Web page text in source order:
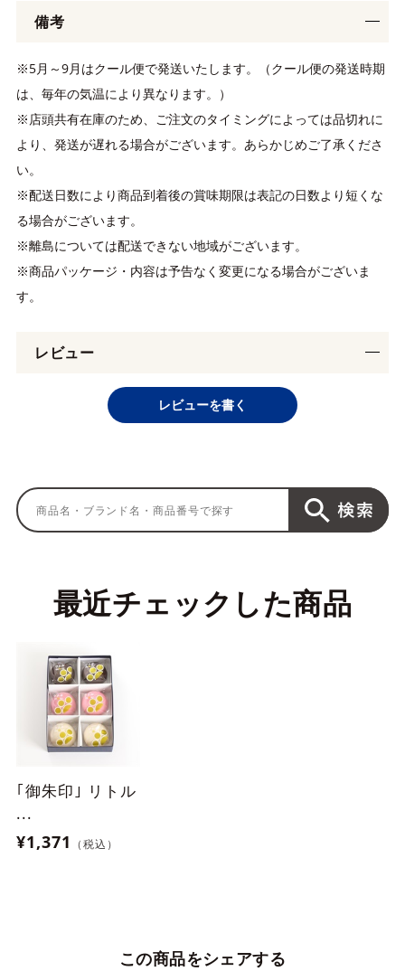
備考
※5月～9月はクール便で発送いたします。（クール便の発送時期
は、毎年の気温により異なります。）
※店頭共有在庫のため、ご注文のタイミングによっては品切れに
より、発送が遅れる場合がございます。あらかじめご了承くださ
い。
※配送日数により商品到着後の賞味期限は表記の日数より短くな
る場合がございます。
※離島については配送できない地域がございます。
※商品パッケージ・内容は予告なく変更になる場合がございま
す。
レビュー
レビューを書く
最近チェックした商品
｢御朱印｣ リトル
...
¥1,371 （税込）
この商品をシェアする